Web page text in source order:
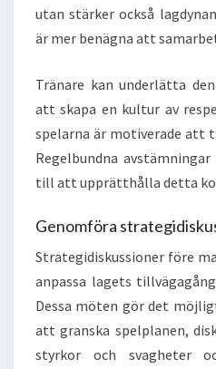
utan stärker också
är mer benägna att
Tränare kan underlätta
att skapa en kultur av
spelarna är motiverade att
Regelbundna
till att upprätthålla detta
Genomföra
Strategidiskussioner före
anpassa lagets
Dessa möten gör det
att granska spelplanen,
styrkor och svagheter